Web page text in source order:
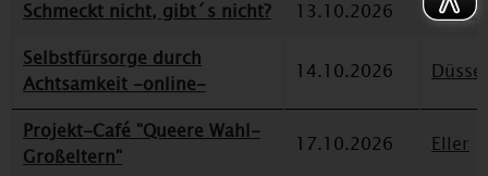
Schmeckt nicht, gibt´s nicht? 13.10.2026
Selbstfürsorge durch
Achtsamkeit -online-
14.10.2026
Projekt-Café "Queere Wahl-
Großeltern"
17.10.2026 Eller